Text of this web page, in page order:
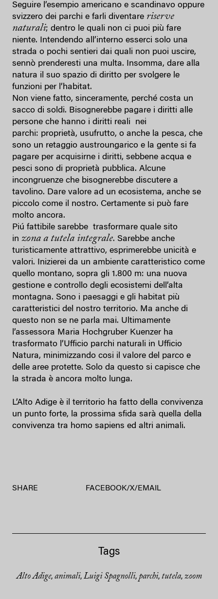
Seguire l’esempio americano e scandinavo oppure
svizzero dei parchi e farli diventare riserve
naturali; dentro le quali non ci puoi più fare
niente. Intendendo all’interno esserci solo una
strada o pochi sentieri dai quali non puoi uscire,
sennò prenderesti una multa. Insomma, dare alla
natura il suo spazio di diritto per svolgere le
funzioni per l’habitat.
Non viene fatto, sinceramente, perché costa un
sacco di soldi. Bisognerebbe pagare i diritti alle
persone che hanno i diritti reali nei
parchi: proprietà, usufrutto, o anche la pesca, che
sono un retaggio austroungarico e la gente si fa
pagare per acquisirne i diritti, sebbene acqua e
pesci sono di proprietà pubblica. Alcune
incongruenze che bisognerebbe discutere a
tavolino. Dare valore ad un ecosistema, anche se
piccolo come il nostro. Certamente si può fare
molto ancora.
Piú fattibile sarebbe trasformare quale sito
in zona a tutela integrale. Sarebbe anche
turisticamente attrattivo, esprimerebbe unicità e
valori. Inizierei da un ambiente caratteristico come
quello montano, sopra gli 1.800 m: una nuova
gestione e controllo degli ecosistemi dell’alta
montagna. Sono i paesaggi e gli habitat più
caratteristici del nostro territorio. Ma anche di
questo non se ne parla mai. Ultimamente
l’assessora Maria Hochgruber Kuenzer ha
trasformato l’Ufficio parchi naturali in Ufficio
Natura, minimizzando cosi il valore del parco e
delle aree protette. Solo da questo si capisce che
la strada è ancora molto lunga.
L’Alto Adige è il territorio ha fatto della convivenza
un punto forte, la prossima sfida sarà quella della
convivenza tra homo sapiens ed altri animali.
SHARE FACEBOOK/X/ EMAIL
Tags
Alto Adige, animali, Luigi Spagnolli, parchi, tutela, zoom